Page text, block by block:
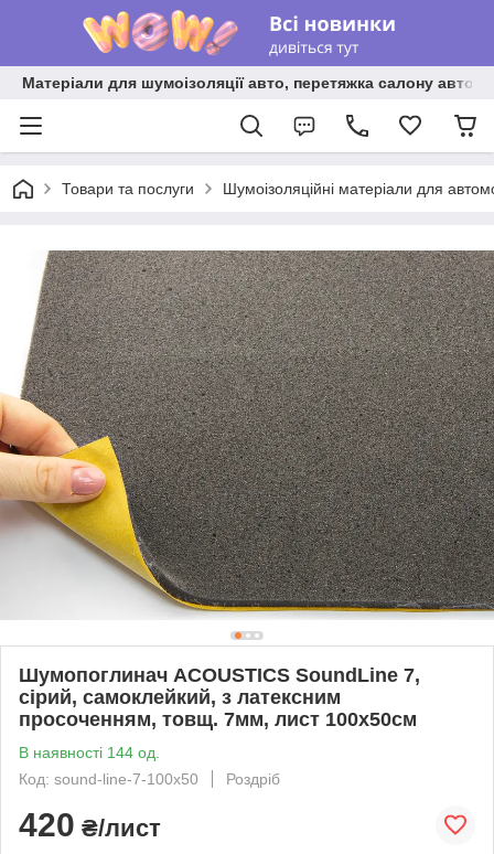
Матеріали для шумоізоляції авто, перетяжка салону авто
Товари та послуги Шумоізоляційні матеріали для
Шумопоглинач ACOUSTICS SoundLine 7,
сірий, самоклейкий, з латексним
просоченням, товщ. 7мм, лист 100x50см
В наявності 144 од.
Код: sound-line-7-100x50
Роздріб
420 ₴/лист